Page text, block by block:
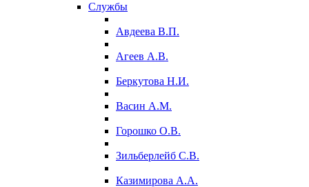
Службы
Авдеева В.П.
Агеев А.В.
Беркутова Н.И.
Васин А.М.
Горошко О.В.
Зильберлейб С.В.
Казимирова А.А.